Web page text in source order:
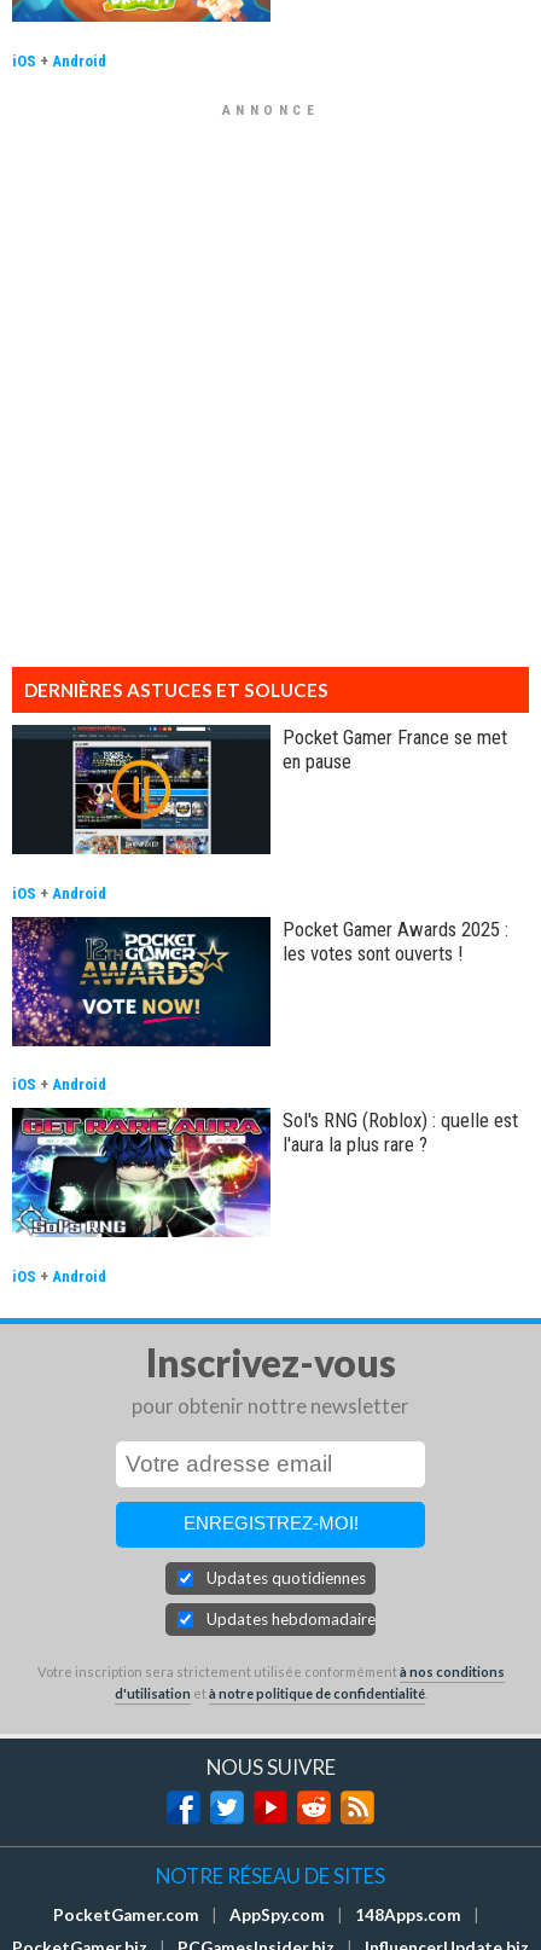
iOS + Android
ANNONCE
DERNIÈRES ASTUCES ET SOLUCES
Pocket Gamer France se met
en pause
iOS + Android
Pocket Gamer Awards 2025 :
les votes sont ouverts !
iOS + Android
Sol's RNG (Roblox) : quelle est
l'aura la plus rare ?
iOS + Android
Inscrivez-vous
pour obtenir nottre newsletter
Updates quotidiennes
Updates hebdomadaires
Votre inscription sera strictement utilisée conformémentà nos conditions
d'utilisation età notre politique de confidentialité.
NOUS SUIVRE
NOTRE RÉSEAU DE SITES
PocketGamer.com AppSpy.com 148Apps.com